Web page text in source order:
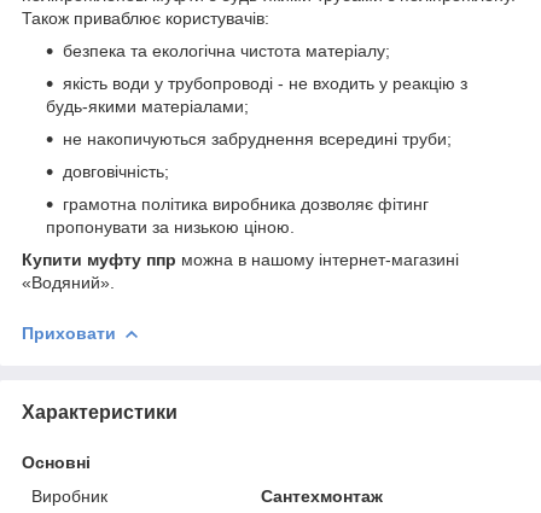
Також приваблює користувачів:
безпека та екологічна чистота матеріалу;
якість води у трубопроводі - не входить у реакцію з
будь-якими матеріалами;
не накопичуються забруднення всередині труби;
довговічність;
грамотна політика виробника дозволяє фітинг
пропонувати за низькою ціною.
Купити муфту ппр можна в нашому інтернет-магазині
«Водяний».
Приховати
Характеристики
Основні
Виробник
Сантехмонтаж